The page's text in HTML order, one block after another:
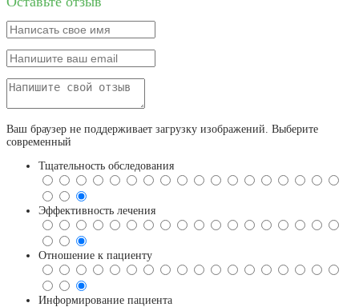
Ваш браузер не поддерживает загрузку изображений. Выберите
современный
Тщательность обследования
Эффективность лечения
Отношение к пациенту
Информирование пациента